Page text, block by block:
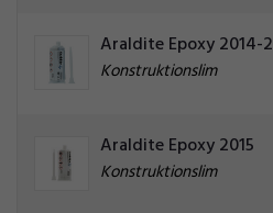
Araldite Epoxy 2014-2
Konstruktionslim
Araldite Epoxy 2015
Konstruktionslim